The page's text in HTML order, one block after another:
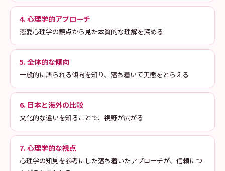
4. 心理学的アプローチ
恋愛心理学の観点から見た本質的な理解を深める
5. 全体的な傾向
一般的に語られる傾向を知り、落ち着いて実態をとらえる
6. 日本と海外の比較
文化的な違いを知ることで、視野が広がる
7. 心理学的な視点
心理学の知見を参考にした落ち着いたアプローチが、信頼につ